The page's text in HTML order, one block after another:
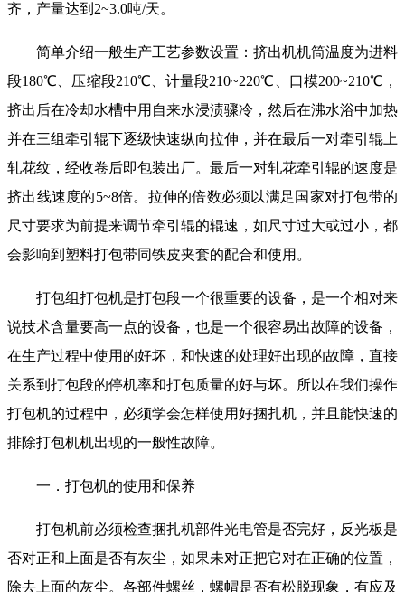
齐，产量达到2~3.0吨/天。
简单介绍一般生产工艺参数设置：挤出机机筒温度为进料
段180℃、压缩段210℃、计量段210~220℃、口模200~210℃，
挤出后在冷却水槽中用自来水浸渍骤冷，然后在沸水浴中加热
并在三组牵引辊下逐级快速纵向拉伸，并在最后一对牵引辊上
轧花纹，经收卷后即包装出厂。最后一对轧花牵引辊的速度是
挤出线速度的5~8倍。拉伸的倍数必须以满足国家对打包带的
尺寸要求为前提来调节牵引辊的辊速，如尺寸过大或过小，都
会影响到塑料打包带同铁皮夹套的配合和使用。
打包组打包机是打包段一个很重要的设备，是一个相对来
说技术含量要高一点的设备，也是一个很容易出故障的设备，
在生产过程中使用的好坏，和快速的处理好出现的故障，直接
关系到打包段的停机率和打包质量的好与坏。所以在我们操作
打包机的过程中，必须学会怎样使用好捆扎机，并且能快速的
排除打包机机出现的一般性故障。
一．打包机的使用和保养
打包机前必须检查捆扎机部件光电管是否完好，反光板是
否对正和上面是否有灰尘，如果未对正把它对在正确的位置，
除去上面的灰尘。各部件螺丝，螺帽是否有松脱现象，有应及